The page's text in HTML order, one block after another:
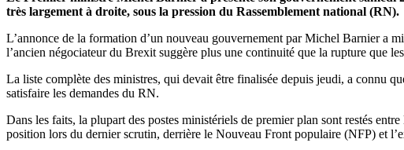
très largement à droite, sous la pression du Rassemblement national (RN).
L’annonce de la formation d’un nouveau gouvernement par Michel Barnier a
l’ancien négociateur du Brexit suggère plus une continuité que la rupture que
La liste complète des ministres, qui devait être finalisée depuis jeudi, a connu
satisfaire les demandes du RN.
Dans les faits, la plupart des postes ministériels de premier plan sont restés
position lors du dernier scrutin, derrière le Nouveau Front populaire (NFP) et